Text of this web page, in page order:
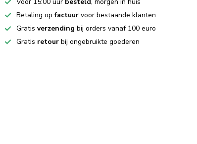
Betaling opfactuur voor bestaande klanten
Gratisverzending bij orders vanaf 100 euro
Gratis retour bij ongebruikte goederen